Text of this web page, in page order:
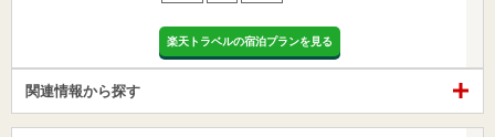
楽天トラベルの宿泊プランを見る
関連情報から探す